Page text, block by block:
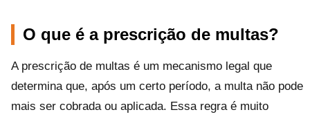
O que é a prescrição de multas?
A prescrição de multas é um mecanismo legal que
determina que, após um certo período, a multa não pode
mais ser cobrada ou aplicada. Essa regra é muito